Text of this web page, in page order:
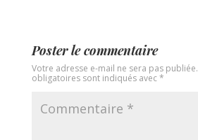
Poster le commentaire
Votre adresse e-mail ne sera pas publiée.
obligatoires sont indiqués avec*